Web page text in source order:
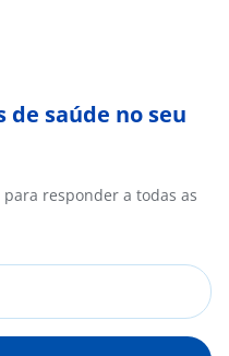
de saúde no seu
responder a todas as